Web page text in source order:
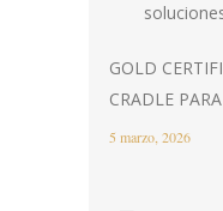
GOLD
CRADLE
5 marzo, 2026